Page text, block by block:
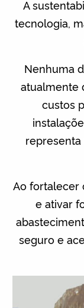
A
tecnologia,
Nenhuma
atualmente
custos
representa
Ao fortalecer
e ativar
seguro e